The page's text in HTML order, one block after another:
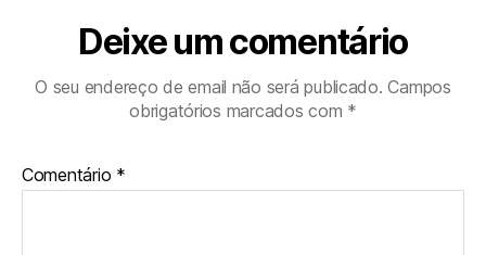
Deixe um comentário
O seu endereço de email não será publicado. Campos
obrigatórios marcados com *
Comentário *